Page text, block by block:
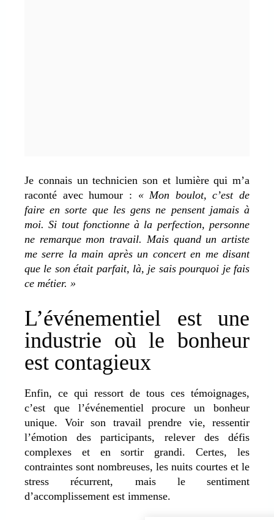
Je connais un technicien son et lumière qui m’a
raconté avec humour : « Mon boulot, c’est de
faire en sorte que les gens ne pensent jamais à
moi. Si tout fonctionne à la perfection, personne
ne remarque mon travail. Mais quand un artiste
me serre la main après un concert en me disant
que le son était parfait, là, je sais pourquoi je fais
ce métier. »
L’événementiel est une
industrie où le bonheur
est contagieux
Enfin, ce qui ressort de tous ces témoignages,
c’est que l’événementiel procure un bonheur
unique. Voir son travail prendre vie, ressentir
l’émotion des participants, relever des défis
complexes et en sortir grandi. Certes, les
contraintes sont nombreuses, les nuits courtes et le
stress récurrent, mais le sentiment
d’accomplissement est immense.